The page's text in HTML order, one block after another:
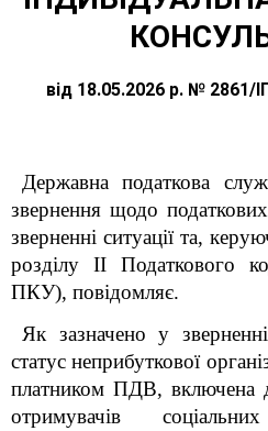
від 18.05.2026 р. № 2861/
Державна податкова
звернення щодо
зверненні ситуації та,
розділу ІІ Податкового
ПКУ), повідомляє.
Як зазначено у
статус неприбуткової
платником ПДВ,
отримувачів